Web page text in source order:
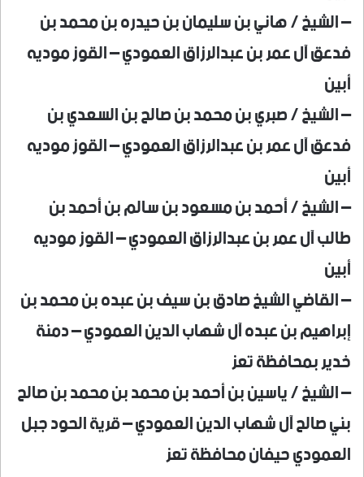
– الشيخ / هاني بن سليمان بن حيدره بن محمد بن
فدعق آل عمر بن عبدالرزاق العمودي – القوز موديه
أبين
– الشيخ / صبري بن محمد بن صالح بن السعدي بن
فدعق آل عمر بن عبدالرزاق العمودي – القوز موديه
أبين
– الشيخ / أحمد بن مسعود بن سالم بن أحمد بن
طالب آل عمر بن عبدالرزاق العمودي – القوز موديه
أبين
– القاضي الشيخ صادق بن سيف بن عبده بن محمد بن
إبراهيم بن عبده آل شهاب الدين العمودي – دمنة
خدير بمحافظة تعز
– الشيخ / ياسين بن أحمد بن محمد بن محمد بن صالح
بني صالح آل شهاب الدين العمودي – قرية الحود جبل
العمودي حيفان محافظة تعز